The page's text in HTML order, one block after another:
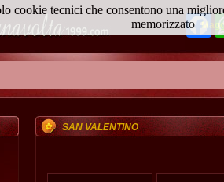
SAN VALENTINO
cookie tecnici che consentono una
memorizzato